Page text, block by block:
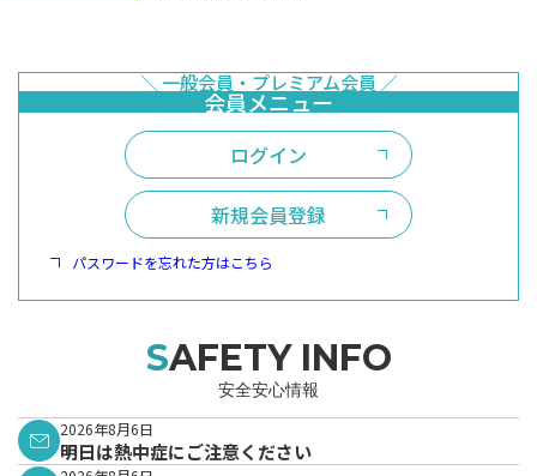
ログイン
新規会員登録
パスワードを忘れた方はこちら
SAFETY INFO
安全安心情報
2026年8月6日
明日は熱中症にご注意ください